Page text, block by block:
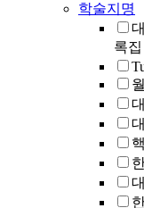
학술지명
록집